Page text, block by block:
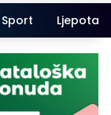
Sport Ljepota i